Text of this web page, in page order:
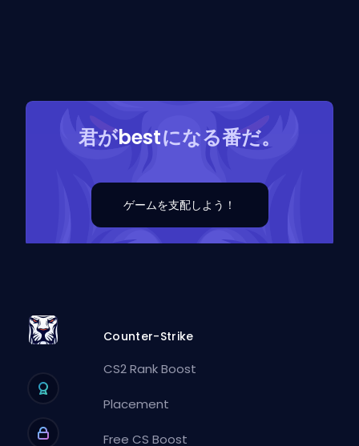
君がbestになる番だ。
ゲームを支配しよう！
Counter-Strike
CS2 Rank Boost
Placement
Free CS Boost